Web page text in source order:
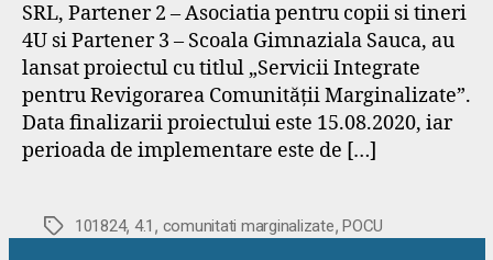
SRL, Partener 2 – Asociatia pentru copii si tineri
4U si Partener 3 – Scoala Gimnaziala Sauca, au
lansat proiectul cu titlul „Servicii Integrate
pentru Revigorarea Comunității Marginalizate”.
Data finalizarii proiectului este 15.08.2020, iar
perioada de implementare este de […]
Etichete
101824, 4.1 , comunitati marginalizate,POCU